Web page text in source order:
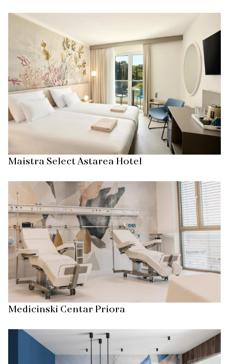
Maistra Select Astarea Hotel
Medicinski Centar Priora